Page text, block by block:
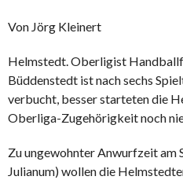
Von Jörg Kleinert
Helmstedt. Oberligist
Büddenstedt ist nach sechs
verbucht, besser starteten die
Oberliga-Zugehörigkeit noch nie
Zu ungewohnter Anwurfzeit am
Julianum) wollen die